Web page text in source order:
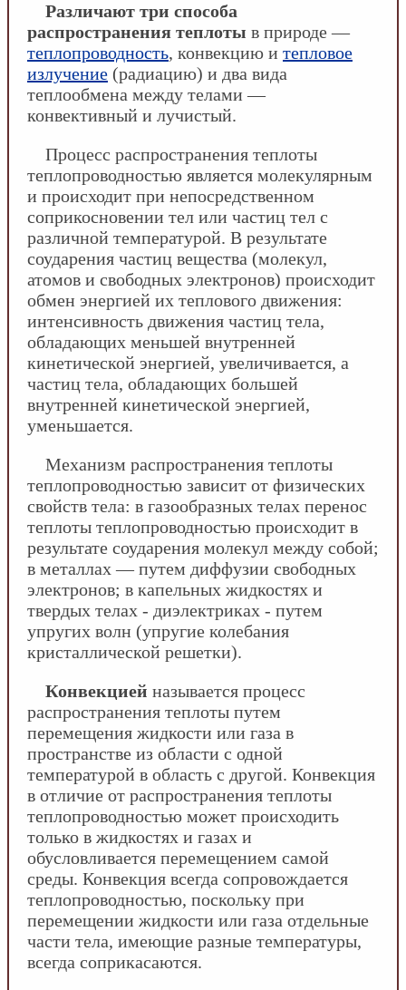
Различают три способа
распространения теплоты в природе —
теплопроводность, конвекцию и тепловое
излучение (радиацию) и два вида
теплообмена между телами —
конвективный и лучистый.
Процесс распространения теплоты
теплопроводностью является молекулярным
и происходит при непосредственном
соприкосновении тел или частиц тел с
различной температурой. В результате
соударения частиц вещества (молекул,
атомов и свободных электронов) происходит
обмен энергией их теплового движения:
интенсивность движения частиц тела,
обладающих меньшей внутренней
кинетической энергией, увеличивается, а
частиц тела, обладающих большей
внутренней кинетической энергией,
уменьшается.
Механизм распространения теплоты
теплопроводностью зависит от физических
свойств тела: в газообразных телах перенос
теплоты теплопроводностью происходит в
результате соударения молекул между собой;
в металлах — путем диффузии свободных
электронов; в капельных жидкостях и
твердых телах - диэлектриках - путем
упругих волн (упругие колебания
кристаллической решетки).
Конвекцией называется процесс
распространения теплоты путем
перемещения жидкости или газа в
пространстве из области с одной
температурой в область с другой. Конвекция
в отличие от распространения теплоты
теплопроводностью может происходить
только в жидкостях и газах и
обусловливается перемещением самой
среды. Конвекция всегда сопровождается
теплопроводностью, поскольку при
перемещении жидкости или газа отдельные
части тела, имеющие разные температуры,
всегда соприкасаются.